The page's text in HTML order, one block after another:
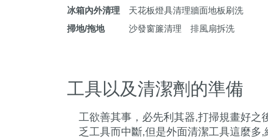
冰箱內外清理
天花板燈具清理牆面地板刷洗
掃地/拖地 沙發窗簾清理 排風扇拆洗
工具以及清潔劑的準備
工欲善其事，必先利其器,打掃規畫好之
乏工具而中斷,但是外面清潔工具這麼